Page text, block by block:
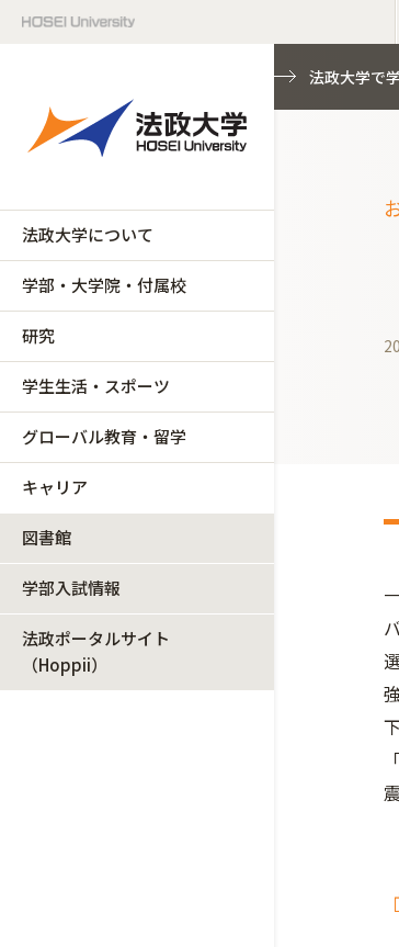
法政大学について
学部・大学院・付属校
研究
学生生活・スポーツ
グローバル教育・留学
キャリア
図書館
学部入試情報
法政ポータルサイト
（Hoppii）
法政大学で